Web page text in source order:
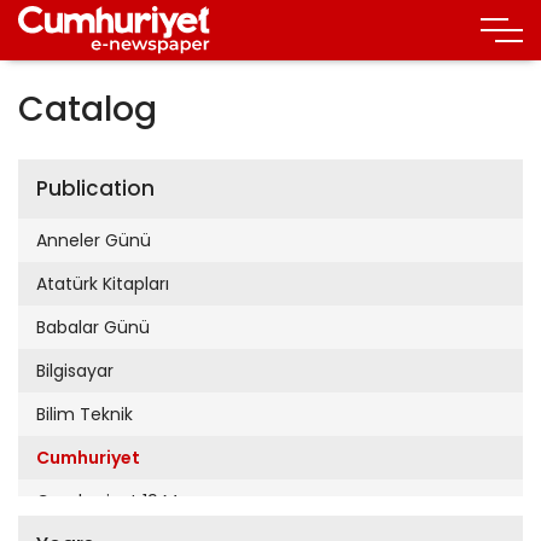
Catalog
Publication
Anneler Günü
Atatürk Kitapları
Babalar Günü
Bilgisayar
Bilim Teknik
Cumhuriyet
Cumhuriyet 19 Mayıs